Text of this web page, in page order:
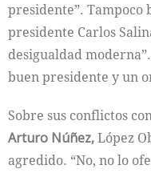
presidente”. Tampoco
presidente Carlos
desigualdad
buen presidente y un
Sobre sus conflictos
Arturo Núñez,López
agredido. “No, no lo